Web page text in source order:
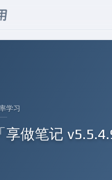
学习
「享做笔记